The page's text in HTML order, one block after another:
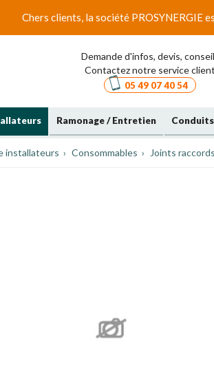
Chers clients, la société PROSYNERGIE
Demande d'infos, devis,
Contactez notre service client
05 49 07 40 54
Ramonage / Entretien
installateurs Consommables Joints raccords